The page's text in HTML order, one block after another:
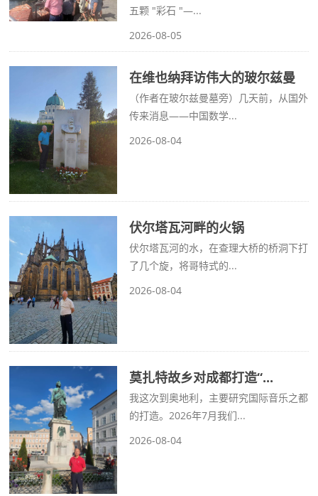
五颗 "彩石 "—...
2026-08-05
在维也纳拜访伟大的玻尔兹曼
（作者在玻尔兹曼墓旁）几天前，从国外
传来消息——中国数学...
2026-08-04
伏尔塔瓦河畔的火锅
伏尔塔瓦河的水，在查理大桥的桥洞下打
了几个旋，将哥特式的...
2026-08-04
莫扎特故乡对成都打造“...
我这次到奥地利，主要研究国际音乐之都
的打造。2026年7月我们...
2026-08-04